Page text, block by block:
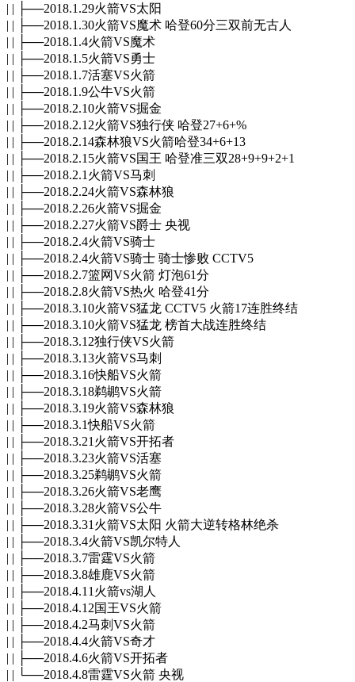
| | ├──2018.1.29火箭VS太阳
| | ├──2018.1.30火箭VS魔术 哈登60分三双前无古人
| | ├──2018.1.4火箭VS魔术
| | ├──2018.1.5火箭VS勇士
| | ├──2018.1.7活塞VS火箭
| | ├──2018.1.9公牛VS火箭
| | ├──2018.2.10火箭VS掘金
| | ├──2018.2.12火箭VS独行侠 哈登27+6+%
| | ├──2018.2.14森林狼VS火箭哈登34+6+13
| | ├──2018.2.15火箭VS国王 哈登准三双28+9+9+2+1
| | ├──2018.2.1火箭VS马刺
| | ├──2018.2.24火箭VS森林狼
| | ├──2018.2.26火箭VS掘金
| | ├──2018.2.27火箭VS爵士 央视
| | ├──2018.2.4火箭VS骑士
| | ├──2018.2.4火箭VS骑士 骑士惨败 CCTV5
| | ├──2018.2.7篮网VS火箭 灯泡61分
| | ├──2018.2.8火箭VS热火 哈登41分
| | ├──2018.3.10火箭VS猛龙 CCTV5 火箭17连胜终结
| | ├──2018.3.10火箭VS猛龙 榜首大战连胜终结
| | ├──2018.3.12独行侠VS火箭
| | ├──2018.3.13火箭VS马刺
| | ├──2018.3.16快船VS火箭
| | ├──2018.3.18鹈鹕VS火箭
| | ├──2018.3.19火箭VS森林狼
| | ├──2018.3.1快船VS火箭
| | ├──2018.3.21火箭VS开拓者
| | ├──2018.3.23火箭VS活塞
| | ├──2018.3.25鹈鹕VS火箭
| | ├──2018.3.26火箭VS老鹰
| | ├──2018.3.28火箭VS公牛
| | ├──2018.3.31火箭VS太阳 火箭大逆转格林绝杀
| | ├──2018.3.4火箭VS凯尔特人
| | ├──2018.3.7雷霆VS火箭
| | ├──2018.3.8雄鹿VS火箭
| | ├──2018.4.11火箭vs湖人
| | ├──2018.4.12国王VS火箭
| | ├──2018.4.2马刺VS火箭
| | ├──2018.4.4火箭VS奇才
| | ├──2018.4.6火箭VS开拓者
| | └──2018.4.8雷霆VS火箭 央视